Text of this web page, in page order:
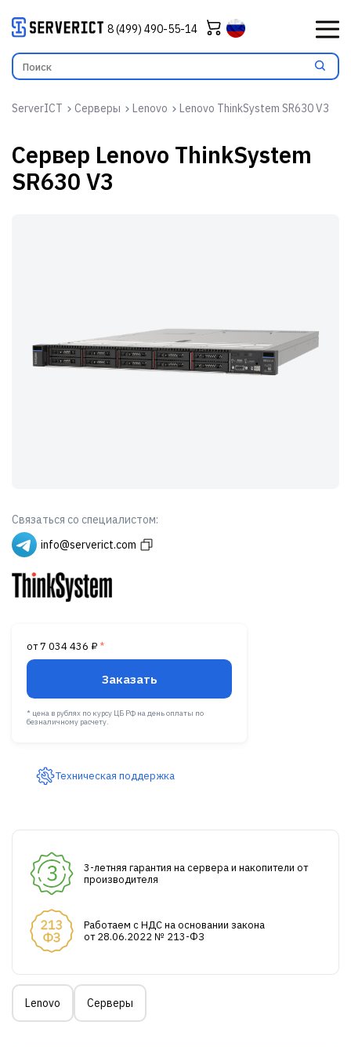
8 (499) 490-55-14
ServerICT Серверы Lenovo Lenovo ThinkSystem SR630 V3
Сервер Lenovo ThinkSystem
SR630 V3
Связаться со специалистом:
info@serverict.com
от 7 034 436 ₽ *
Заказать
* цена в рублях по курсу ЦБ РФ на день оплаты по
безналичному расчету.
Техническая поддержка
3-летняя гарантия на сервера и накопители от
производителя
Работаем с НДС на основании закона
от 28.06.2022 № 213-ФЗ
Lenovo Серверы